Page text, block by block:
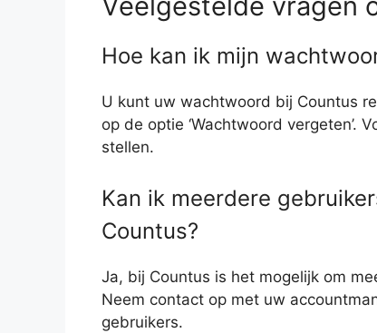
Hoe kan ik mijn
U kunt uw wachtwoord bij Countus
op de optie ‘Wachtwoord vergeten’.
stellen.
Kan ik meerdere
Countus?
Ja, bij Countus is het mogelijk om
Neem contact op met uw
gebruikers.